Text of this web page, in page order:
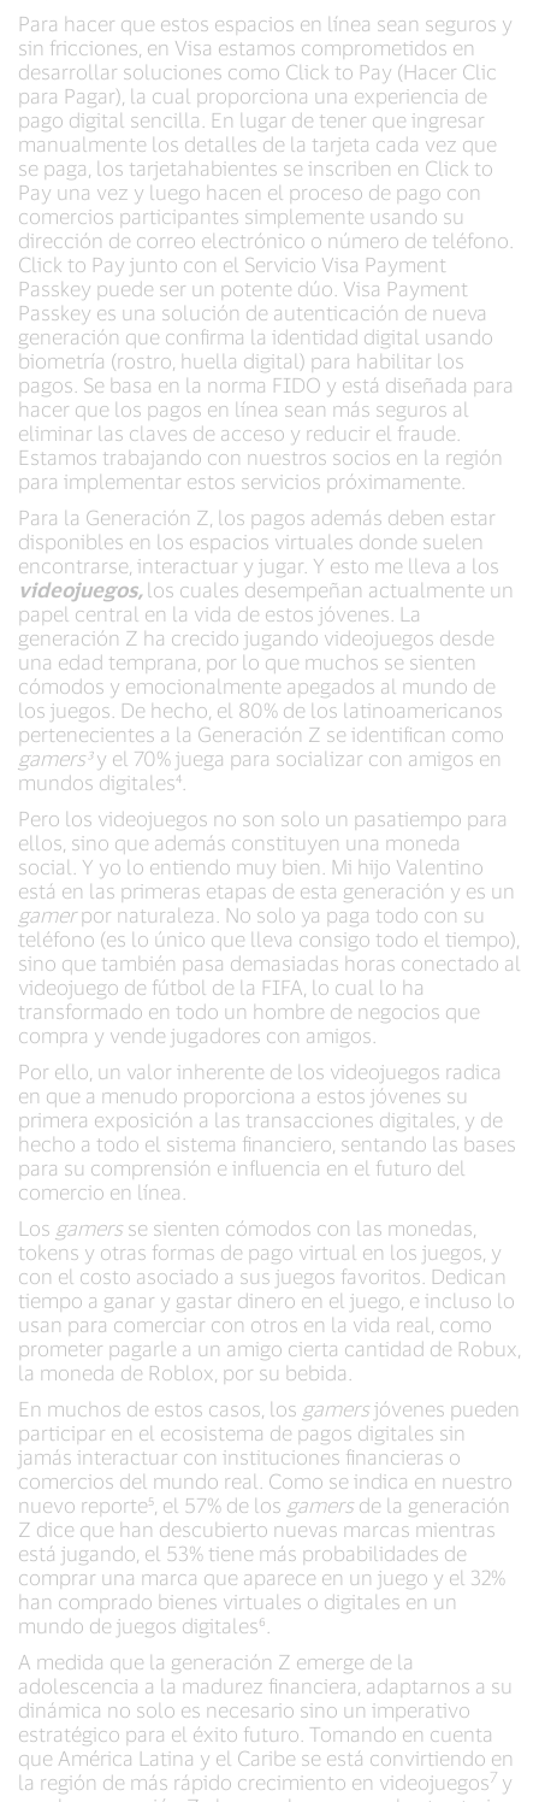
Para hacer que estos espacios en línea sean seguros y
sin fricciones, en Visa estamos comprometidos en
desarrollar soluciones como Click to Pay (Hacer Clic
para Pagar), la cual proporciona una experiencia de
pago digital sencilla. En lugar de tener que ingresar
manualmente los detalles de la tarjeta cada vez que
se paga, los tarjetahabientes se inscriben en Click to
Pay una vez y luego hacen el proceso de pago con
comercios participantes simplemente usando su
dirección de correo electrónico o número de teléfono.
Click to Pay junto con el Servicio Visa Payment
Passkey puede ser un potente dúo. Visa Payment
Passkey es una solución de autenticación de nueva
generación que confirma la identidad digital usando
biometría (rostro, huella digital) para habilitar los
pagos. Se basa en la norma FIDO y está diseñada para
hacer que los pagos en línea sean más seguros al
eliminar las claves de acceso y reducir el fraude.
Estamos trabajando con nuestros socios en la región
para implementar estos servicios próximamente.
Para la Generación Z, los pagos además deben estar
disponibles en los espacios virtuales donde suelen
encontrarse, interactuar y jugar. Y esto me lleva a los
videojuegos, los cuales desempeñan actualmente un
papel central en la vida de estos jóvenes. La
generación Z ha crecido jugando videojuegos desde
una edad temprana, por lo que muchos se sienten
cómodos y emocionalmente apegados al mundo de
los juegos. De hecho, el 80% de los latinoamericanos
pertenecientes a la Generación Z se identifican como
gamers³y el 70% juega para socializar con amigos en
mundos digitales⁴.
Pero los videojuegos no son solo un pasatiempo para
ellos, sino que además constituyen una moneda
social. Y yo lo entiendo muy bien. Mi hijo Valentino
está en las primeras etapas de esta generación y es un
gamerpor naturaleza. No solo ya paga todo con su
teléfono (es lo único que lleva consigo todo el tiempo),
sino que también pasa demasiadas horas conectado al
videojuego de fútbol de la FIFA, lo cual lo ha
transformado en todo un hombre de negocios que
compra y vende jugadores con amigos.
Por ello, un valor inherente de los videojuegos radica
en que a menudo proporciona a estos jóvenes su
primera exposición a las transacciones digitales, y de
hecho a todo el sistema financiero, sentando las bases
para su comprensión e influencia en el futuro del
comercio en línea.
Los gamersse sienten cómodos con las monedas,
tokens y otras formas de pago virtual en los juegos, y
con el costo asociado a sus juegos favoritos. Dedican
tiempo a ganar y gastar dinero en el juego, e incluso lo
usan para comerciar con otros en la vida real, como
prometer pagarle a un amigo cierta cantidad de Robux,
la moneda de Roblox, por su bebida.
En muchos de estos casos, los gamersjóvenes pueden
participar en el ecosistema de pagos digitales sin
jamás interactuar con instituciones financieras o
comercios del mundo real. Como se indica en nuestro
nuevo reporte⁵, el 57% de los gamersde la generación
Z dice que han descubierto nuevas marcas mientras
está jugando, el 53% tiene más probabilidades de
comprar una marca que aparece en un juego y el 32%
han comprado bienes virtuales o digitales en un
mundo de juegos digitales⁶.
A medida que la generación Z emerge de la
adolescencia a la madurez financiera, adaptarnos a su
dinámica no solo es necesario sino un imperativo
estratégico para el éxito futuro. Tomando en cuenta
que América Latina y el Caribe se está convirtiendo en
la región de más rápido crecimiento en videojuegos7 y